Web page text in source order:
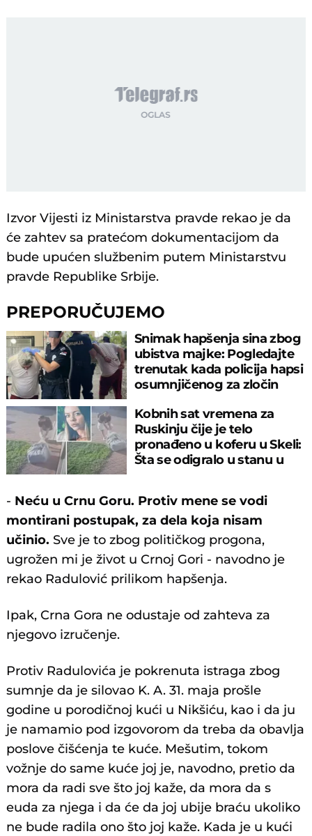
Izvor Vijesti iz Ministarstva pravde rekao je da
će zahtev sa pratećom dokumentacijom da
bude upućen službenim putem Ministarstvu
pravde Republike Srbije.
PREPORUČUJEMO
Snimak hapšenja sina zbog
ubistva majke: Pogledajte
trenutak kada policija hapsi
osumnjičenog za zločin
Kobnih sat vremena za
Ruskinju čije je telo
pronađeno u koferu u Skeli:
Šta se odigralo u stanu u
- Neću u Crnu Goru. Protiv mene se vodi
montirani postupak, za dela koja nisam
učinio. Sve je to zbog političkog progona,
ugrožen mi je život u Crnoj Gori - navodno je
rekao Radulović prilikom hapšenja.
Ipak, Crna Gora ne odustaje od zahteva za
njegovo izručenje.
Protiv Radulovića je pokrenuta istraga zbog
sumnje da je silovao K. A. 31. maja prošle
godine u porodičnoj kući u Nikšiću, kao i da ju
je namamio pod izgovorom da treba da obavlja
poslove čišćenja te kuće. Mešutim, tokom
vožnje do same kuće joj je, navodno, pretio da
mora da radi sve što joj kaže, da mora da s
euda za njega i da će da joj ubije braću ukoliko
ne bude radila ono što joj kaže. Kada je u kući